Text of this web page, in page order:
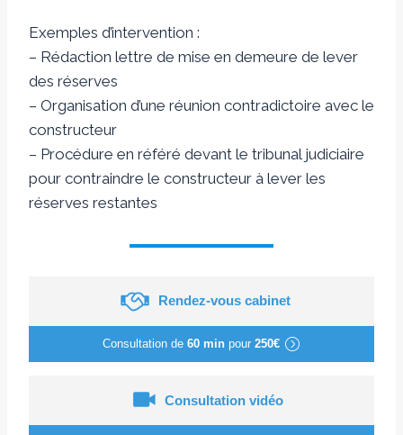
Exemples d’intervention :
– Rédaction lettre de mise en demeure de lever
des réserves
– Organisation d’une réunion contradictoire avec le
constructeur
– Procédure en référé devant le tribunal judiciaire
pour contraindre le constructeur à lever les
réserves restantes
Rendez-vous cabinet
Consultation de 60 minpour 250€
Consultation vidéo